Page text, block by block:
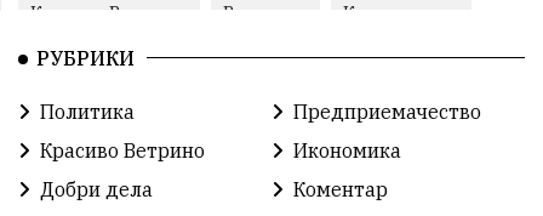
Красиво Ветрино Развитие Криминално
Фондация Въздигане
Автосъбитие Празници Розариумът
Партия "Величие" Здраве
РУБРИКИ
Политика
Предприемачество
Красиво Ветрино
Икономика
Добри дела
Коментар